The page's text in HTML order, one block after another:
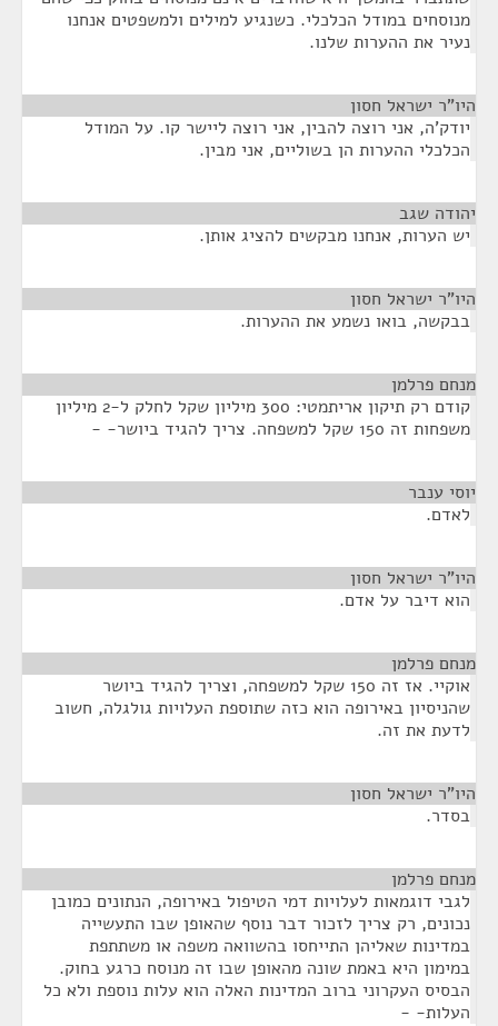
מנוסחים במודל הכלכלי. כשנגיע למילים ולמשפטים אנחנו
נעיר את ההערות שלנו.
היו"ר ישראל חסון
יודק'ה, אני רוצה להבין, אני רוצה ליישר קו. על המודל
הכלכלי ההערות הן בשוליים, אני מבין.
יהודה שגב
יש הערות, אנחנו מבקשים להציג אותן.
היו"ר ישראל חסון
בבקשה, בואו נשמע את ההערות.
מנחם פרלמן
קודם רק תיקון אריתמטי: 300 מיליון שקל לחלק ל-2 מיליון
משפחות זה 150 שקל למשפחה. צריך להגיד ביושר- -
יוסי ענבר
לאדם.
היו"ר ישראל חסון
הוא דיבר על אדם.
מנחם פרלמן
אוקיי. אז זה 150 שקל למשפחה, וצריך להגיד ביושר
שהניסיון באירופה הוא כזה שתוספת העלויות גולגלה, חשוב
לדעת את זה.
היו"ר ישראל חסון
בסדר.
מנחם פרלמן
לגבי דוגמאות לעלויות דמי הטיפול באירופה, הנתונים כמובן
נכונים, רק צריך לזכור דבר נוסף שהאופן שבו התעשייה
במדינות שאליהן התייחסו בהשוואה משפה או משתתפת
במימון היא באמת שונה מהאופן שבו זה מנוסח כרגע בחוק.
הבסיס העקרוני ברוב המדינות האלה הוא עלות נוספת ולא כל
העלות- -